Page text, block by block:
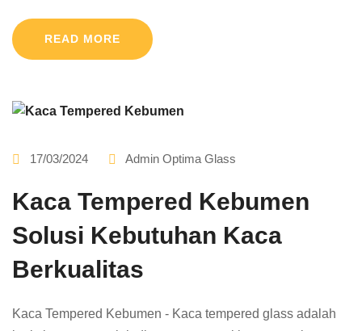
READ MORE
17/03/2024 Admin Optima Glass
Kaca Tempered Kebumen
Solusi Kebutuhan Kaca
Berkualitas
Kaca Tempered Kebumen - Kaca tempered glass adalah